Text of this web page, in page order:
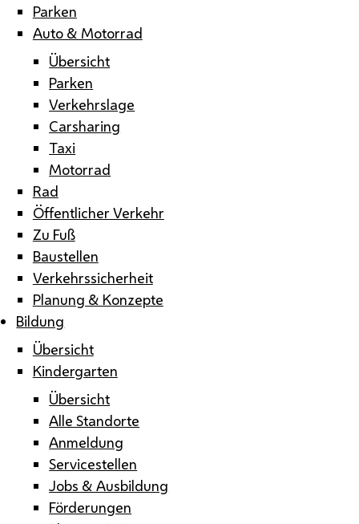
Parken
Auto & Motorrad
Übersicht
Parken
Verkehrslage
Carsharing
Taxi
Motorrad
Rad
Öffentlicher Verkehr
Zu Fuß
Baustellen
Verkehrssicherheit
Planung & Konzepte
Bildung
Übersicht
Kindergarten
Übersicht
Alle Standorte
Anmeldung
Servicestellen
Jobs & Ausbildung
Förderungen